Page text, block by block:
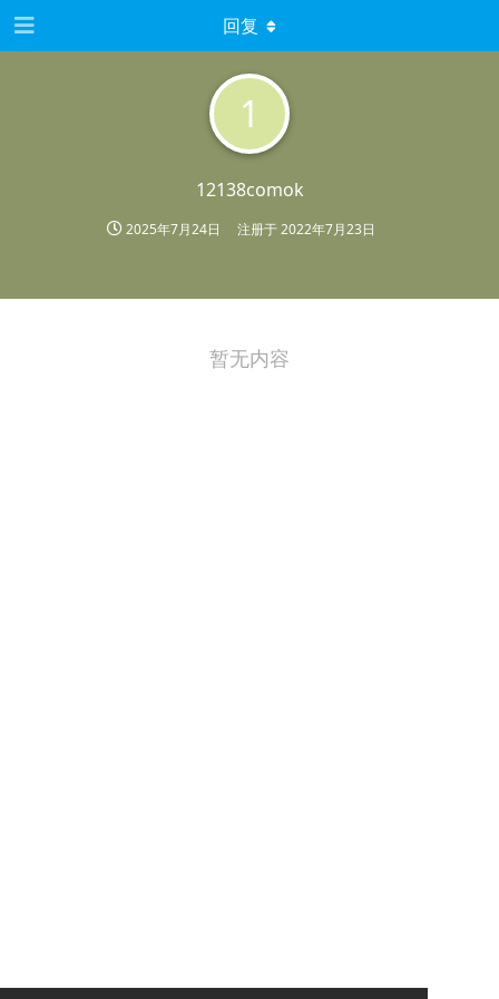
1
12138comok
2025年7月24日 注册于2022年7月23日
回复
暂无内容